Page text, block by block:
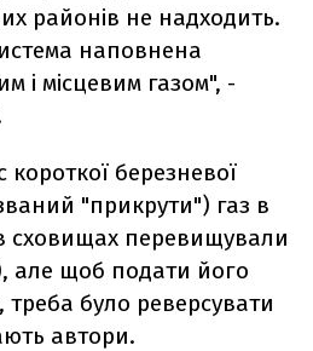
районів не надходить.
наповнена
і місцевим газом", -
короткої березневої
"прикрути") газ в
сховищах перевищували
але щоб подати його
треба було реверсувати
автори.